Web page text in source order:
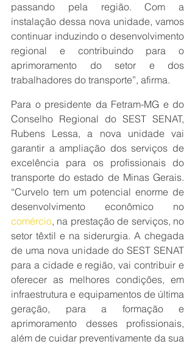
passando pela região. Com a
instalação dessa nova unidade, vamos
continuar induzindo o desenvolvimento
regional e contribuindo para o
aprimoramento do setor e dos
trabalhadores do transporte”, afirma.
Para o presidente da Fetram-MG e do
Conselho Regional do SEST SENAT,
Rubens Lessa, a nova unidade vai
garantir a ampliação dos serviços de
excelência para os profissionais do
transporte do estado de Minas Gerais.
“Curvelo tem um potencial enorme de
comércio, na prestação de serviços, no
setor têxtil e na siderurgia. A chegada
de uma nova unidade do SEST SENAT
para a cidade e região, vai contribuir e
oferecer as melhores condições, em
infraestrutura e equipamentos de última
geração, para a formação e
aprimoramento desses profissionais,
além de cuidar preventivamente da sua